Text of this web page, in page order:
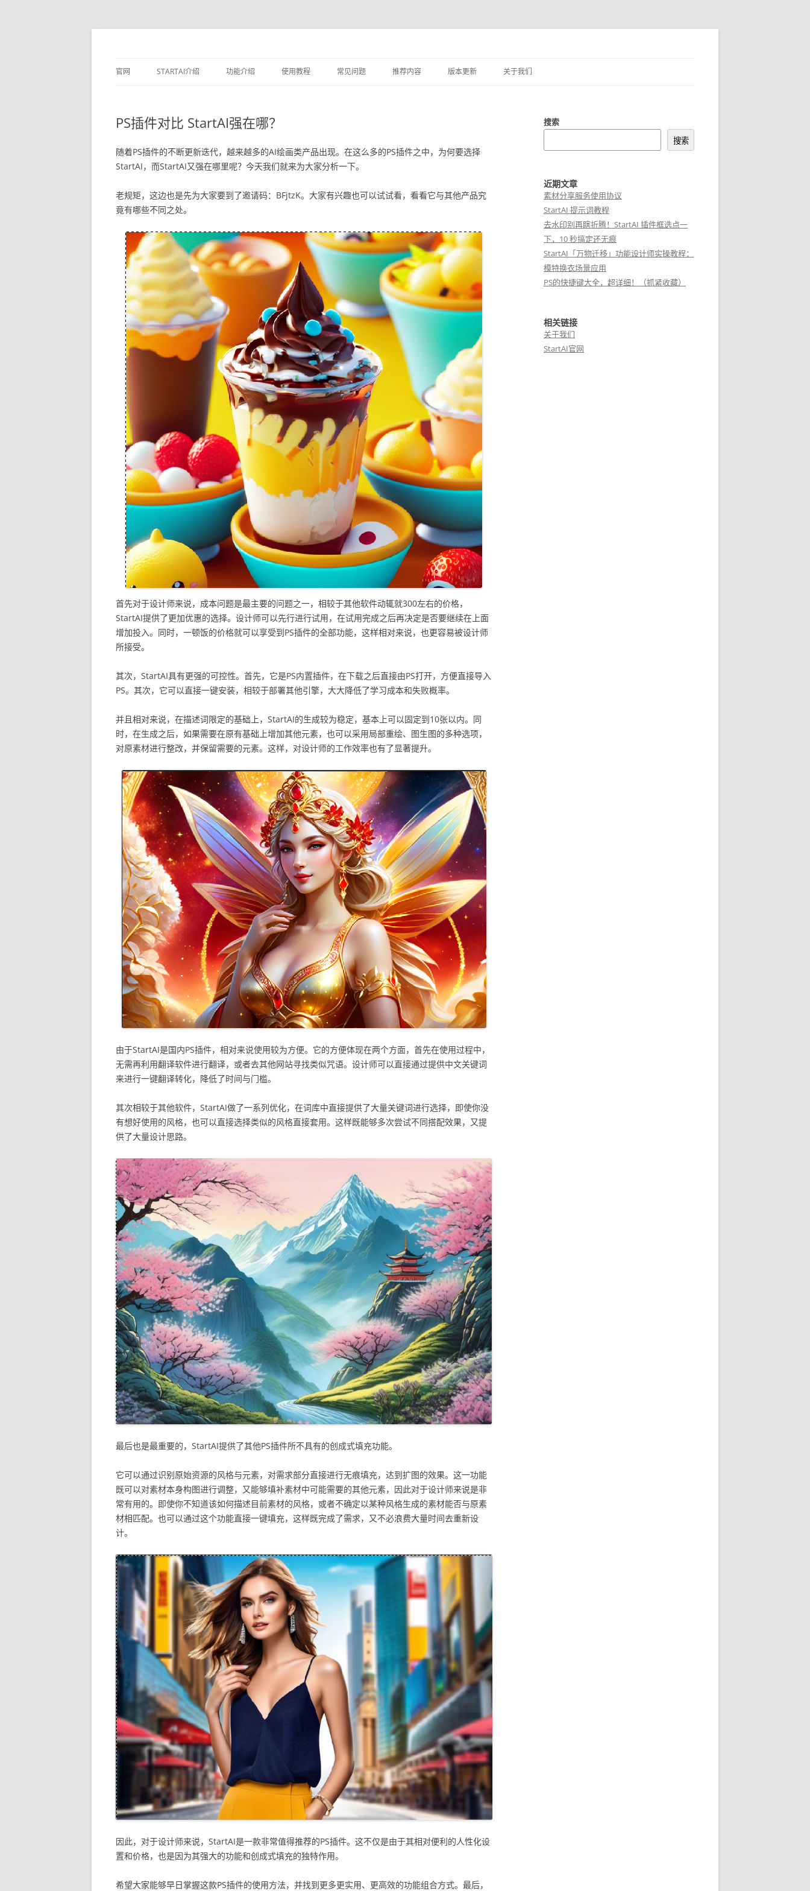
至
正
官网 STARTAI介绍 功能介绍
素材分享服务使用协议
文生图
生成相似图
局部重绘
线稿上色
使用教程
用户登录指南
STARTAI PS插件页面介绍
常见问题 推荐内容 版本更新 关于我们
PS插件对比 StartAI强在哪？
随着PS插件的不断更新迭代，越来越多的AI绘画类产品出现。在这么多的PS插件之中，为何要选择
StartAI，而StartAI又强在哪里呢？今天我们就来为大家分析一下。
老规矩，这边也是先为大家要到了邀请码：BFjtzK。大家有兴趣也可以试试看，看看它与其他产品究
竟有哪些不同之处。
首先对于设计师来说，成本问题是最主要的问题之一，相较于其他软件动辄就300左右的价格，
StartAI提供了更加优惠的选择。设计师可以先行进行试用，在试用完成之后再决定是否要继续在上面
增加投入。同时，一顿饭的价格就可以享受到PS插件的全部功能，这样相对来说，也更容易被设计师
所接受。
其次，StartAI具有更强的可控性。首先，它是PS内置插件，在下载之后直接由PS打开，方便直接导入
PS。其次，它可以直接一键安装，相较于部署其他引擎，大大降低了学习成本和失败概率。
并且相对来说，在描述词限定的基础上，StartAI的生成较为稳定，基本上可以固定到10张以内。同
时，在生成之后，如果需要在原有基础上增加其他元素，也可以采用局部重绘、图生图的多种选项，
对原素材进行整改，并保留需要的元素。这样，对设计师的工作效率也有了显著提升。
由于StartAI是国内PS插件，相对来说使用较为方便。它的方便体现在两个方面，首先在使用过程中，
无需再利用翻译软件进行翻译，或者去其他网站寻找类似咒语。设计师可以直接通过提供中文关键词
来进行一键翻译转化，降低了时间与门槛。
其次相较于其他软件，StartAI做了一系列优化，在词库中直接提供了大量关键词进行选择，即使你没
有想好使用的风格，也可以直接选择类似的风格直接套用。这样既能够多次尝试不同搭配效果，又提
供了大量设计思路。
最后也是最重要的，StartAI提供了其他PS插件所不具有的创成式填充功能。
它可以通过识别原始资源的风格与元素，对需求部分直接进行无痕填充，达到扩图的效果。这一功能
既可以对素材本身构图进行调整，又能够填补素材中可能需要的其他元素，因此对于设计师来说是非
常有用的。即使你不知道该如何描述目前素材的风格，或者不确定以某种风格生成的素材能否与原素
材相匹配。也可以通过这个功能直接一键填充，这样既完成了需求，又不必浪费大量时间去重新设
计。
因此，对于设计师来说，StartAI是一款非常值得推荐的PS插件。这不仅是由于其相对便利的人性化设
置和价格，也是因为其强大的功能和创成式填充的独特作用。
希望大家能够早日掌握这款PS插件的使用方法，并找到更多更实用、更高效的功能组合方式。最后，
搜索
搜索
近期文章
素材分享服务使用协议
StartAI 提示词教程
去水印别再瞎折腾！StartAI 插件框选点一
下，10 秒搞定还无痕
StartAI「万物迁移」功能设计师实操教程：
模特换衣场景应用
PS的快捷键大全，超详细！（抓紧收藏）
相关链接
关于我们
StartAI官网